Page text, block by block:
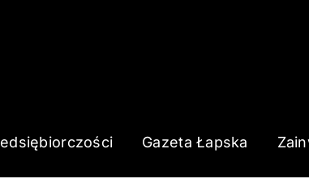
Gazeta Łapska